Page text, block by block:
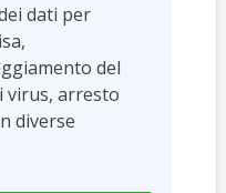
dati per
del
virus, arresto
diverse